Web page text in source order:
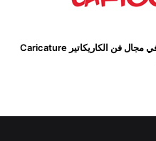
- موقع إلكتروني متخصص في مجال فن الكاريكاتير Caricature